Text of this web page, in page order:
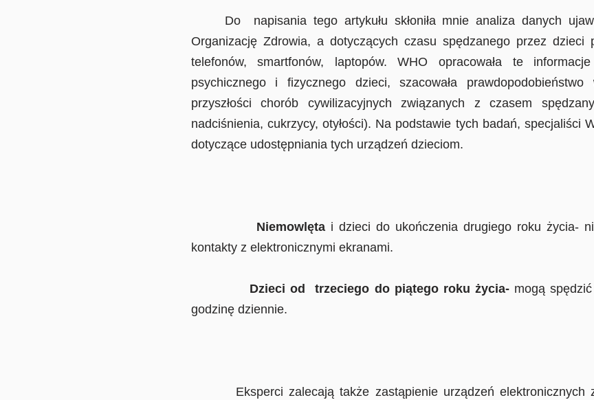
Do napisania tego artykułu skłoniła mnie analiza danych
Organizację Zdrowia, a dotyczących czasu spędzanego przez dzieci
telefonów, smartfonów, laptopów. WHO opracowała te
psychicznego i fizycznego dzieci, szacowała
przyszłości chorób cywilizacyjnych związanych z czasem
nadciśnienia, cukrzycy, otyłości). Na podstawie tych badań, specjaliści
dotyczące udostępniania tych urządzeń dzieciom.
Niemowlęta i dzieci do ukończenia drugiego roku życia-
kontakty z elektronicznymi ekranami.
Dzieci od trzeciego do piątego roku życia- mogą
godzinę dziennie.
Eksperci zalecają także zastąpienie urządzeń elektronicznych